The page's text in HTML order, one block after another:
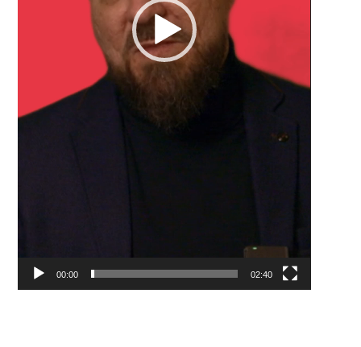
00:00 02:40